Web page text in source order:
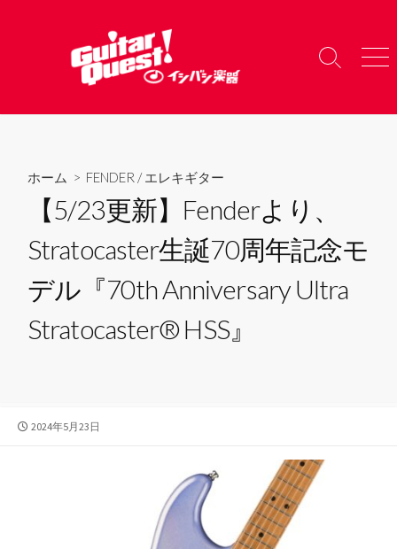
へ
検
り
メ
ー
ホーム > FENDER /エレキギター
【5/23更新】Fenderより、
Stratocaster生誕70周年記念モ
デル『70th Anniversary Ultra
Stratocaster® HSS』
公
2024年5月23日